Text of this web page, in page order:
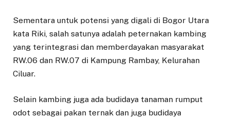
Sementara untuk potensi yang digali di Bogor Utara
kata Riki, salah satunya adalah peternakan kambing
yang terintegrasi dan memberdayakan masyarakat
RW.06 dan RW.07 di Kampung Rambay, Kelurahan
Ciluar.
Selain kambing juga ada budidaya tanaman rumput
odot sebagai pakan ternak dan juga budidaya